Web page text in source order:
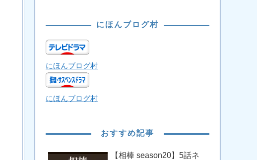
にほんブログ村
にほんブログ村
にほんブログ村
おすすめ記事
【相棒 season20】5話ネ